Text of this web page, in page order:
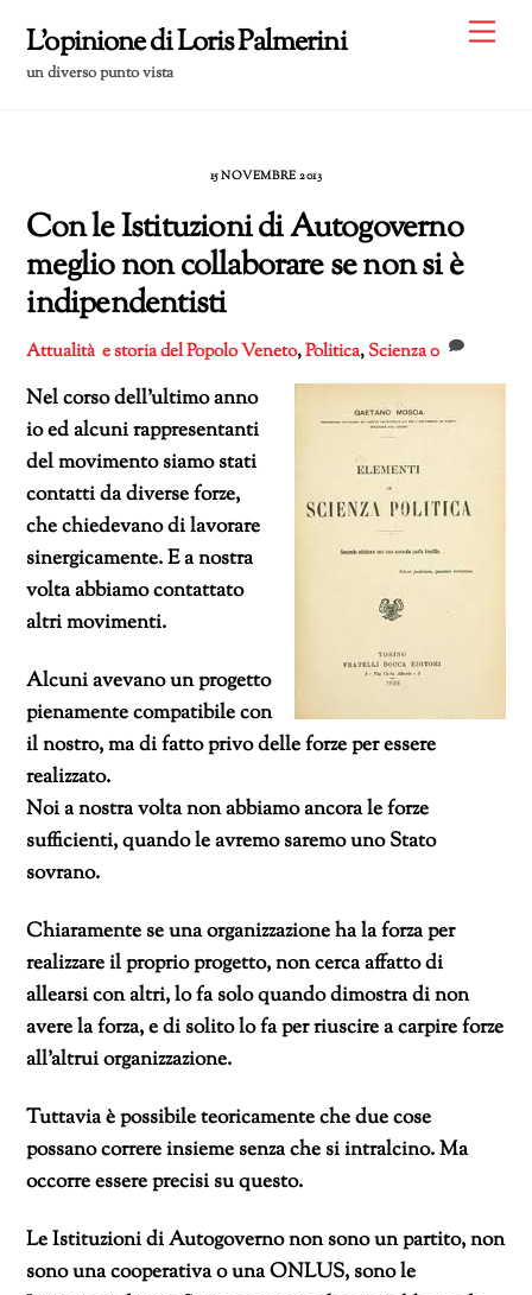
content
L'opinione di Loris Palmerini
un diverso punto vista
15 NOVEMBRE 2013
Con le Istituzioni di Autogoverno
meglio non collaborare se non si è
indipendentisti
Attualità e storia del Popolo Veneto,Politica,Scienza0
Nel corso dell’ultimo anno
io ed alcuni rappresentanti
del movimento siamo stati
contatti da diverse forze,
che chiedevano di lavorare
sinergicamente. E a nostra
volta abbiamo contattato
altri movimenti.
Alcuni avevano un progetto
pienamente compatibile con
il nostro, ma di fatto privo delle forze per essere
realizzato.
Noi a nostra volta non abbiamo ancora le forze
sufficienti, quando le avremo saremo uno Stato
sovrano.
Chiaramente se una organizzazione ha la forza per
realizzare il proprio progetto, non cerca affatto di
allearsi con altri, lo fa solo quando dimostra di non
avere la forza, e di solito lo fa per riuscire a carpire forze
all’altrui organizzazione.
Tuttavia è possibile teoricamente che due cose
possano correre insieme senza che si intralcino. Ma
occorre essere precisi su questo.
Le Istituzioni di Autogoverno non sono un partito, non
sono una cooperativa o una ONLUS, sono le